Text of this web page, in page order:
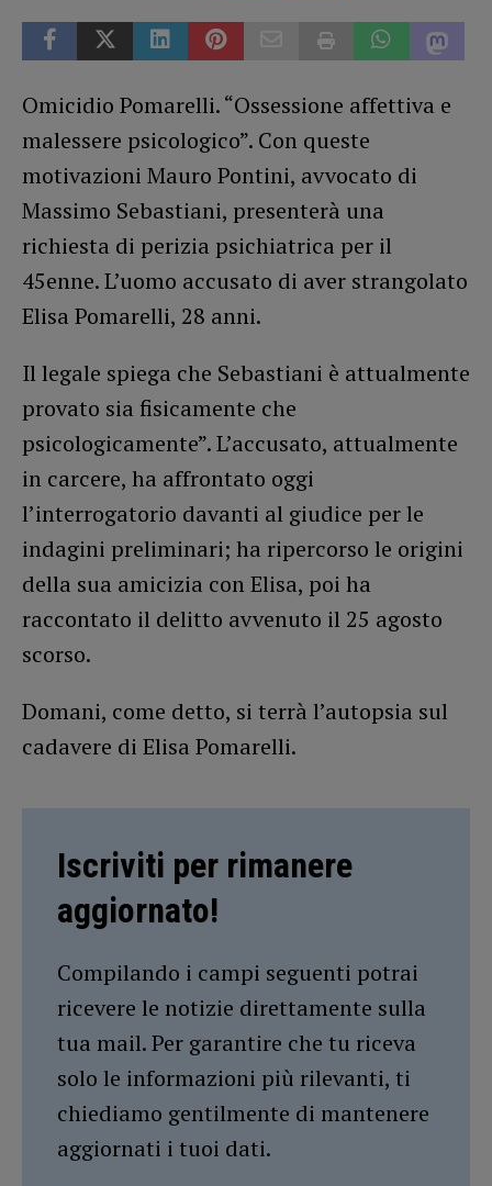
Omicidio Pomarelli. “Ossessione affettiva e
malessere psicologico”. Con queste
motivazioni Mauro Pontini, avvocato di
Massimo Sebastiani, presenterà una
richiesta di perizia psichiatrica per il
45enne. L’uomo accusato di aver strangolato
Elisa Pomarelli, 28 anni.
Il legale spiega che Sebastiani è attualmente
provato sia fisicamente che
psicologicamente”. L’accusato, attualmente
in carcere, ha affrontato oggi
l’interrogatorio davanti al giudice per le
indagini preliminari; ha ripercorso le origini
della sua amicizia con Elisa, poi ha
raccontato il delitto avvenuto il 25 agosto
scorso.
Domani, come detto, si terrà l’autopsia sul
cadavere di Elisa Pomarelli.
Iscriviti per rimanere
aggiornato!
Compilando i campi seguenti potrai
ricevere le notizie direttamente sulla
tua mail. Per garantire che tu riceva
solo le informazioni più rilevanti, ti
chiediamo gentilmente di mantenere
aggiornati i tuoi dati.